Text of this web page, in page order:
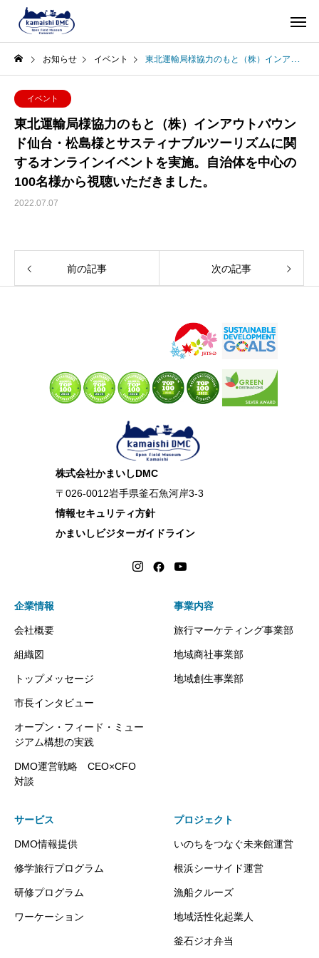
お知らせ イベント 東北運輸局様協力のもと（株）インアウトバウンド仙台・松島様とサスティナブルツーリズムに関するオンラインイベントを実施。自治体を中心の100名様から視聴いただきました。
イベント
東北運輸局様協力のもと（株）インアウトバウン
ド仙台・松島様とサスティナブルツーリズムに関
するオンラインイベントを実施。自治体を中心の
100名様から視聴いただきました。
2022.07.07
前の記事 次の記事
株式会社かまいしDMC
〒026-0012岩手県釜石魚河岸3-3
情報セキュリティ方針
かまいしビジターガイドライン
企業情報
会社概要
組織図
トップメッセージ
市長インタビュー
オープン・フィード・ミュー
ジアム構想の実践
DMO運営戦略 CEO×CFO
対談
事業内容
旅行マーケティング事業部
地域商社事業部
地域創生事業部
サービス
DMO情報提供
修学旅行プログラム
研修プログラム
ワーケーション
プロジェクト
いのちをつなぐ未来館運営
根浜シーサイド運営
漁船クルーズ
地域活性化起業人
釜石ジオ弁当